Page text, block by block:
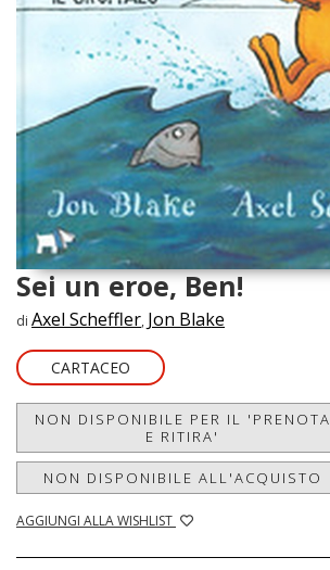
Sei un eroe, Ben!
di Axel Scheffler, Jon Blake
CARTACEO
NON DISPONIBILE PER IL 'PRENOTA
E RITIRA'
NON DISPONIBILE ALL'ACQUISTO
AGGIUNGI ALLA WISHLIST